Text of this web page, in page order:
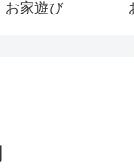
お家遊び